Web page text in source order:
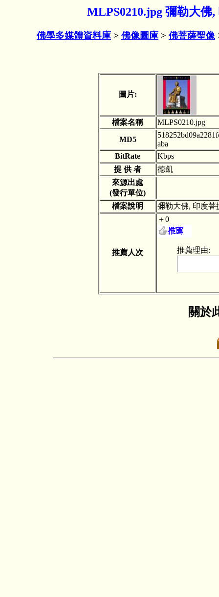
MLPS0210.jpg 彌勒大佛
佛學多媒體資料庫 > 佛像圖庫 > 佛菩薩聖像
圖片:
檔案名稱 MLPS0210.jpg
MD5
aba
BitRate
Kbps
提 供 者
德凱
來源出處
(發行單位)
檔案說明
彌勒大佛, 印度菩
推薦人次
＋0
推薦理由:
關於